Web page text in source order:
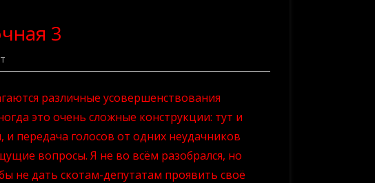
3
различные усовершенствования
это очень сложные конструкции: тут и
передача голосов от одних неудачников
вопросы. Я не во всём разобрался, но
не дать скотам-депутатам проявить своё